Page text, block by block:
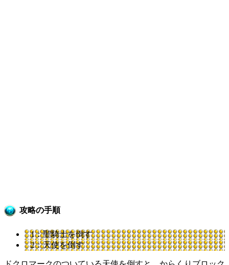
攻略の手順
1：聖騎士を倒す
2：天使を倒す